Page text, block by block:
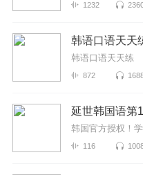
1232
韩语口语天天
韩语口语天天练
872
延世韩国语第
韩国官方授权！
116